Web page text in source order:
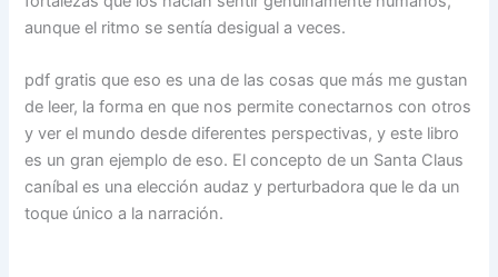
aunque el ritmo se sentía desigual a veces.
pdf gratis que eso es una de las cosas que más me gustan
de leer, la forma en que nos permite conectarnos con otros
y ver el mundo desde diferentes perspectivas, y este libro
es un gran ejemplo de eso. El concepto de un Santa Claus
caníbal es una elección audaz y perturbadora que le da un
toque único a la narración.